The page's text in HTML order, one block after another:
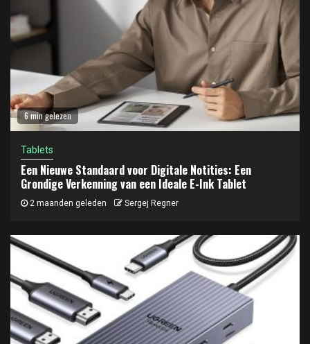
6 min gelezen
Tablets
Een Nieuwe Standaard voor Digitale Notities: Een
Grondige Verkenning van een Ideale E-Ink Tablet
2 maanden geleden Sergej Regner